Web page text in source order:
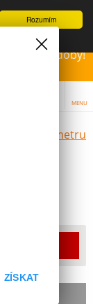
Rozumím
doby!
MENU
parametru
ZÍSKAT